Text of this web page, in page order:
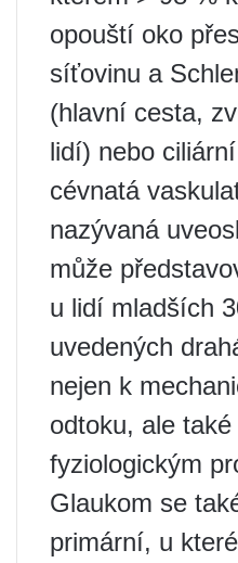
opouští oko
síťovinu a
(hlavní cesta,
lidí) nebo
cévnatá
nazývaná
může
u lidí mladších
uvedených
nejen k
odtoku, ale
fyziologickým
Glaukom se
primární, u